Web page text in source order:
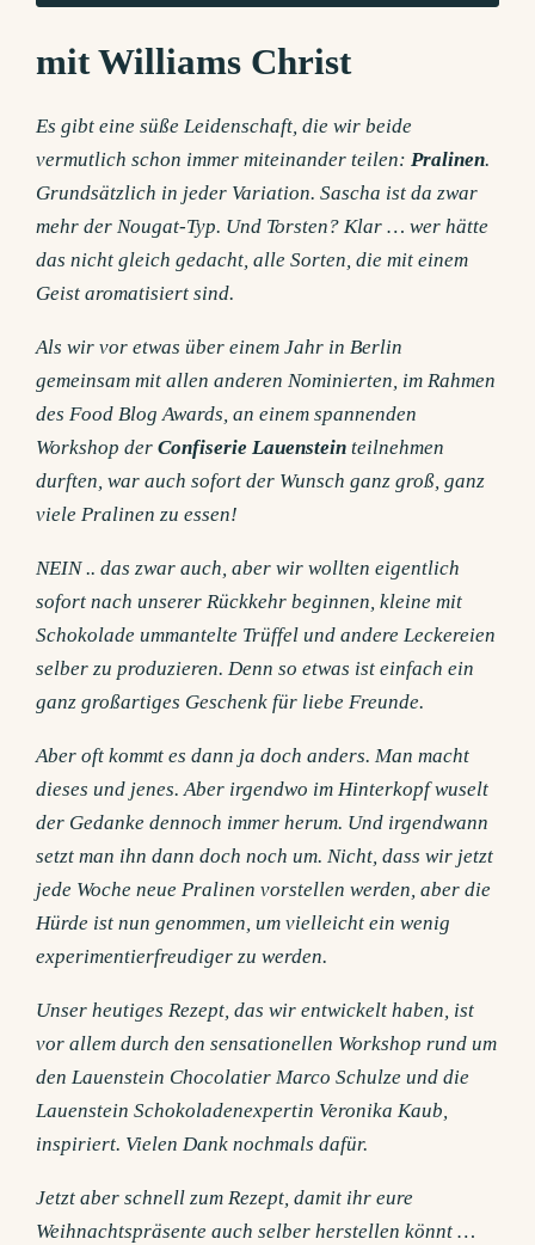
mit Williams Christ
Es gibt eine süße Leidenschaft, die wir beide
vermutlich schon immer miteinander teilen:Pralinen.
Grundsätzlich in jeder Variation. Sascha ist da zwar
mehr der Nougat-Typ. Und Torsten? Klar … wer hätte
das nicht gleich gedacht, alle Sorten, die mit einem
Geist aromatisiert sind.
Als wir vor etwas über einem Jahr in Berlin
gemeinsam mit allen anderen Nominierten, im Rahmen
des Food Blog Awards, an einem spannenden
Workshop derConfiserie Lauensteinteilnehmen
durften, war auch sofort der Wunsch ganz groß, ganz
viele Pralinen zu essen!
NEIN .. das zwar auch, aber wir wollten eigentlich
sofort nach unserer Rückkehr beginnen, kleine mit
Schokolade ummantelte Trüffel und andere Leckereien
selber zu produzieren. Denn so etwas ist einfach ein
ganz großartiges Geschenk für liebe Freunde.
Aber oft kommt es dann ja doch anders. Man macht
dieses und jenes. Aber irgendwo im Hinterkopf wuselt
der Gedanke dennoch immer herum. Und irgendwann
setzt man ihn dann doch noch um. Nicht, dass wir jetzt
jede Woche neue Pralinen vorstellen werden, aber die
Hürde ist nun genommen, um vielleicht ein wenig
experimentierfreudiger zu werden.
Unser heutiges Rezept, das wir entwickelt haben, ist
vor allem durch den sensationellen Workshop rund um
den Lauenstein Chocolatier Marco Schulze und die
Lauenstein Schokoladenexpertin Veronika Kaub,
inspiriert. Vielen Dank nochmals dafür.
Jetzt aber schnell zum Rezept, damit ihr eure
Weihnachtspräsente auch selber herstellen könnt …